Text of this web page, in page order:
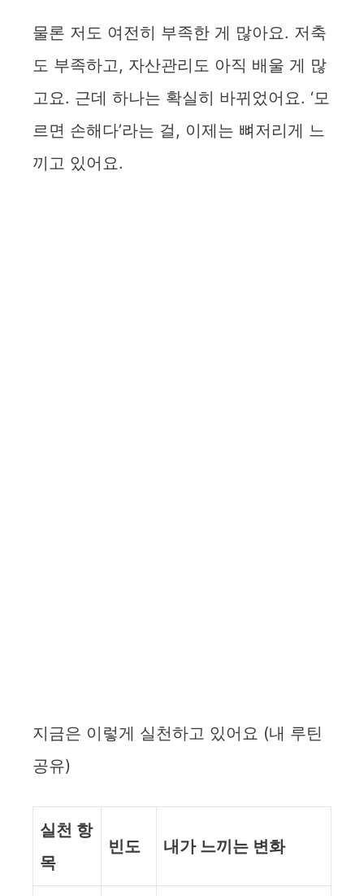
물론 저도 여전히 부족한 게 많아요. 저축
도 부족하고, 자산관리도 아직 배울 게 많
고요. 근데 하나는 확실히 바뀌었어요. ‘모
르면 손해다’라는 걸, 이제는 뼈저리게 느
끼고 있어요.
지금은 이렇게 실천하고 있어요 (내 루틴
공유)
실천 항
목
빈도 내가 느끼는 변화